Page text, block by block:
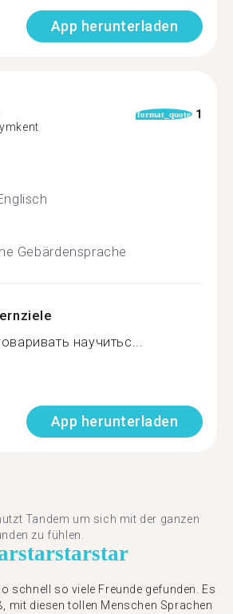
App herunterladen
format_quote 1
Gebärdensprache
научитьс...
App herunterladen
Tandem um sich mit der ganzen
zu fühlen.
starstarstar
schnell so viele Freunde gefunden. Es
mit diesen tollen Menschen Sprachen